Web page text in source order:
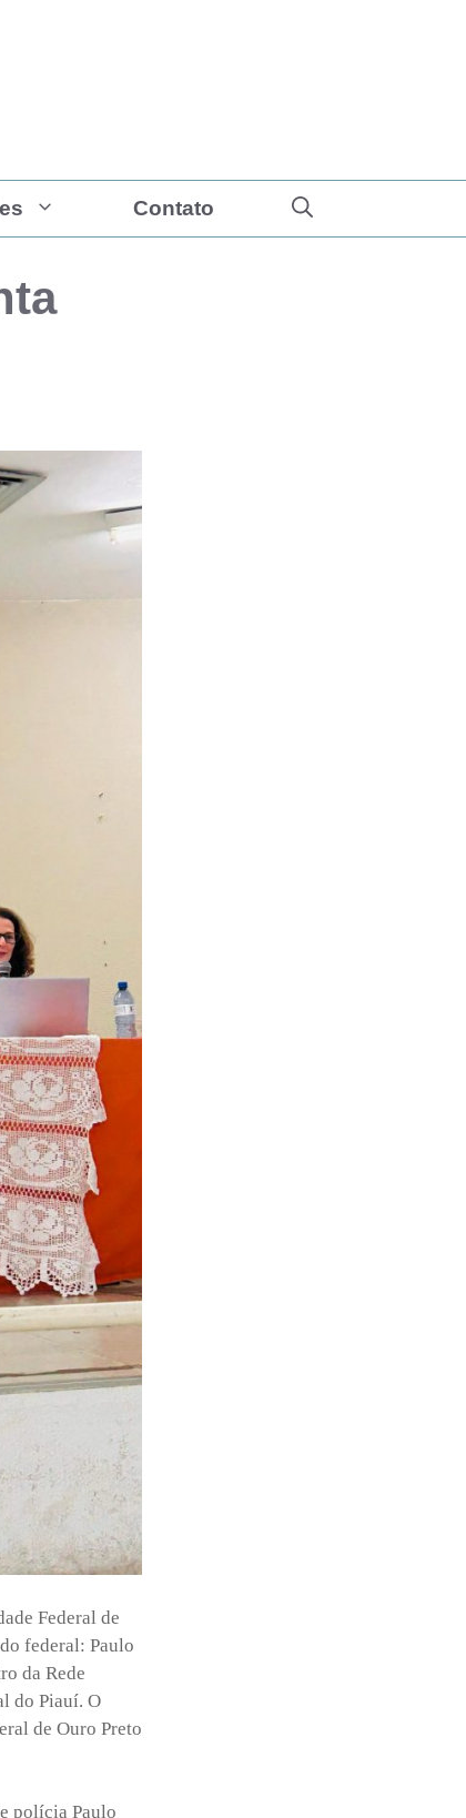
Contato
Federal de
federal: Paulo
da Rede
do Piauí. O
de Ouro Preto
polícia Paulo